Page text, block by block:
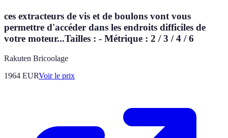
ces extracteurs de vis et de boulons vont vous
permettre d'accéder dans les endroits difficiles de
votre moteur...Tailles : - Métrique : 2 / 3 / 4 / 6
Rakuten Bricoolage
1964 EURVoir le prix